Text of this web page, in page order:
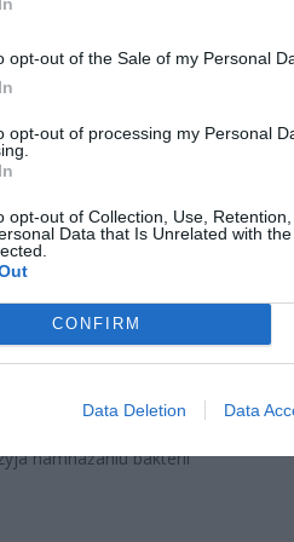
opt-out of the Sale of my Personal
opt-out of processing my Personal
opt-out of Collection, Use,
Data that Is Unrelated with
CONFIRM
Data Deletion Data
3600 zł miesięcznie zamiast
dzieci do 3. roku życia
2026 19:29
podniesie próg 500 plus dla
2026 19:14
sygnały. W części
– dzieci, kobiet w
mięśnia sercowego, a także
namnażaniu bakterii